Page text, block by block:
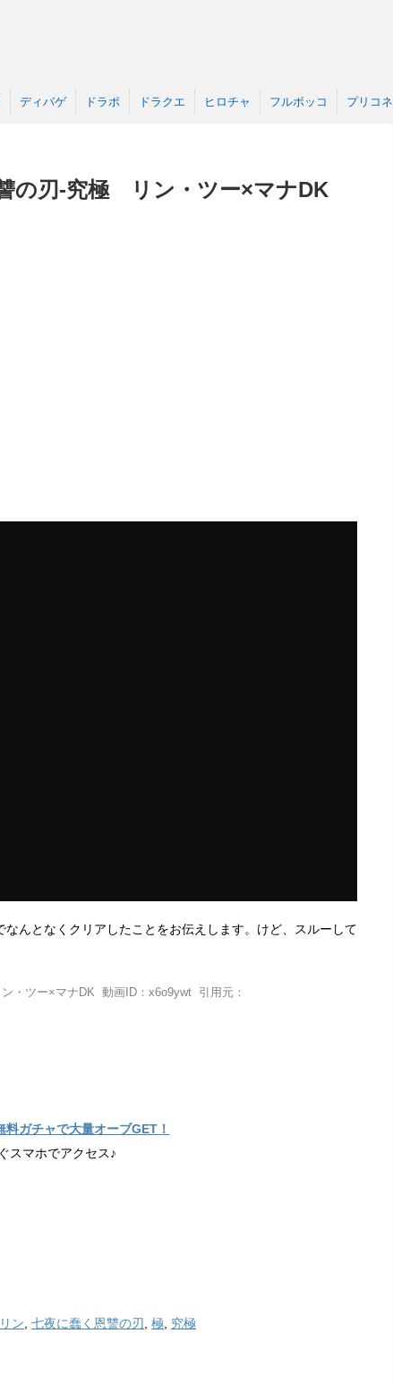
ディバゲ ドラポ ドラクエ ヒロチャ フルボッコ プリコネ
の刃-究極 リン・ツー×マナDK
んとなくクリアしたことをお伝えします。けど、スルーして
・ツー×マナDK 動画ID：x6o9ywt 引用元：
料ガチャで大量オーブGET！
スマホでアクセス♪
リン 七夜に蠢く恩讐の刃 極 究極